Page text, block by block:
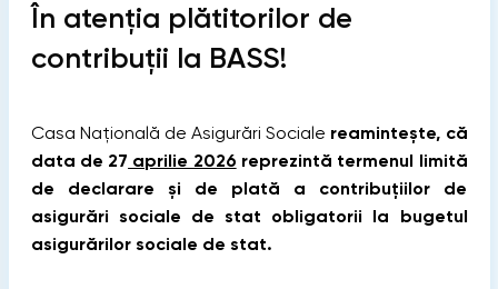
În atenţia plătitorilor de
contribuţii la BASS!
Casa Naţională de Asigurări Sociale reamintește, că
data de 27 aprilie 2026 reprezintă termenul limită
de declarare şi de plată a contribuţiilor de
asigurări sociale de stat obligatorii la bugetul
asigurărilor sociale de stat.